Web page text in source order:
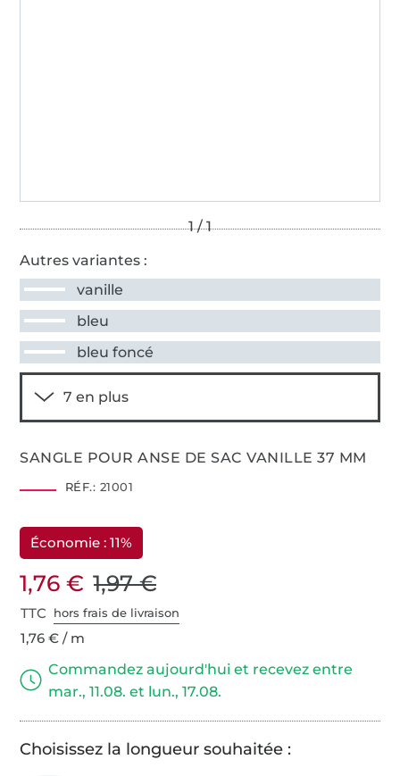
Autres variantes :
vanille
bleu
bleu foncé
SANGLE POUR ANSE DE SAC VANILLE 37 MM
RÉF.: 21001
Économie : 11%
1,76 € 1,97 €
TTC hors frais de livraison
1,76 € / m
Commandez aujourd'hui et recevez entre
mar., 11.08. et lun., 17.08.
Choisissez la longueur souhaitée :